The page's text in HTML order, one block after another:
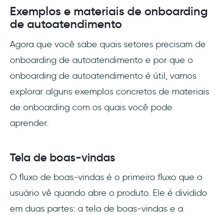
Exemplos e materiais de onboarding
de autoatendimento
Agora que você sabe quais setores precisam de
onboarding de autoatendimento e por que o
onboarding de autoatendimento é útil, vamos
explorar alguns exemplos concretos de materiais
de onboarding com os quais você pode
aprender.
Tela de boas-vindas
O fluxo de boas-vindas é o primeiro fluxo que o
usuário vê quando abre o produto. Ele é dividido
em duas partes: a tela de boas-vindas e a